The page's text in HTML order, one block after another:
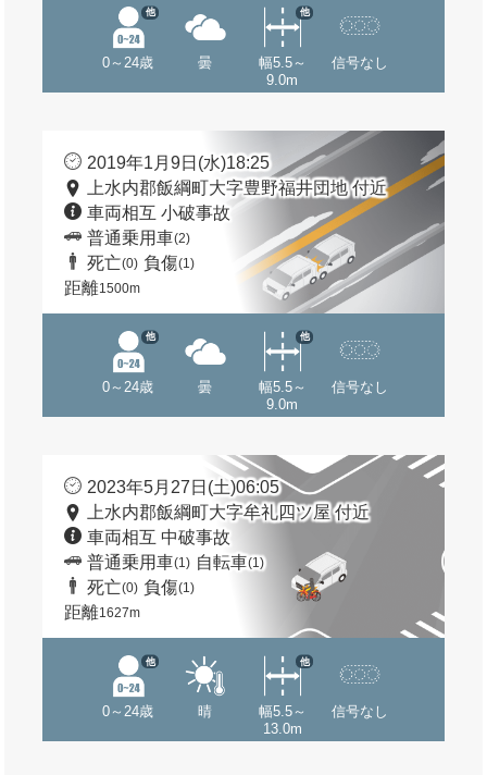
0～24歳
他
曇
幅5.5～
9.0m
他
信号なし
2019年1月9日(水)18:25
上水内郡飯綱町大字豊野福井団地 付近
車両相互 小破事故
普通乗用車(2)
死亡(0) 負傷(1)
距離1500m
0～24歳
他
曇
幅5.5～
9.0m
他
信号なし
2023年5月27日(土)06:05
上水内郡飯綱町大字牟礼四ツ屋 付近
車両相互 中破事故
普通乗用車(1) 自転車(1)
死亡(0) 負傷(1)
距離1627m
0～24歳
他
晴
幅5.5～
13.0m
他
信号なし